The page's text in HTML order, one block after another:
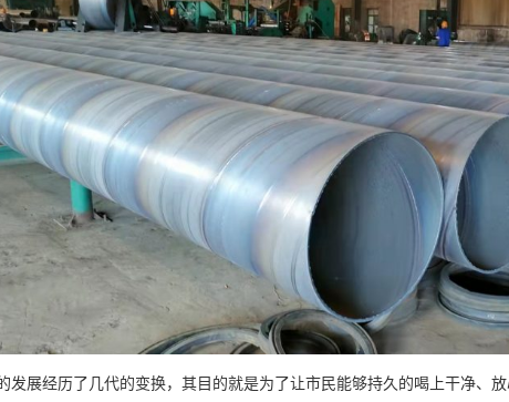
发展经历了几代的变换，其目的就是为了让市民能够持久的喝上干净、